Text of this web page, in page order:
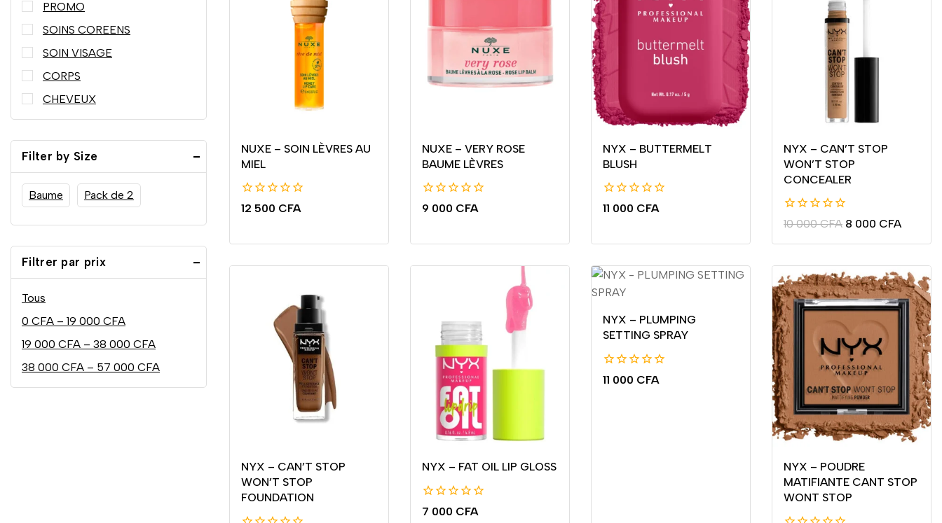
NUXE – SOIN LÈVRES AU
MIEL
0
12 500 CFA
NUXE – VERY ROSE
BAUME LÈVRES
0
9 000 CFA
NYX – BUTTERMELT
BLUSH
0
11 000 CFA
NYX – CAN’T STOP
WON’T STOP
CONCEALER
0
5
10 000CFA 8 000 CFA
NYX – CAN’T STOP
WON’T STOP
FOUNDATION
NYX – FAT OIL LIP GLOSS
0
7 000 CFA
NYX – PLUMPING
SETTING SPRAY
0
11 000 CFA
NYX – POUDRE
MATIFIANTE CANT STOP
WONT STOP
PROMO
SOINS COREENS
SOIN VISAGE
CORPS
CHEVEUX
Filter by Size
Baume Pack de 2
Filtrer par prix
Tous
0 CFA – 19 000 CFA
19 000 CFA – 38 000 CFA
38 000 CFA – 57 000 CFA